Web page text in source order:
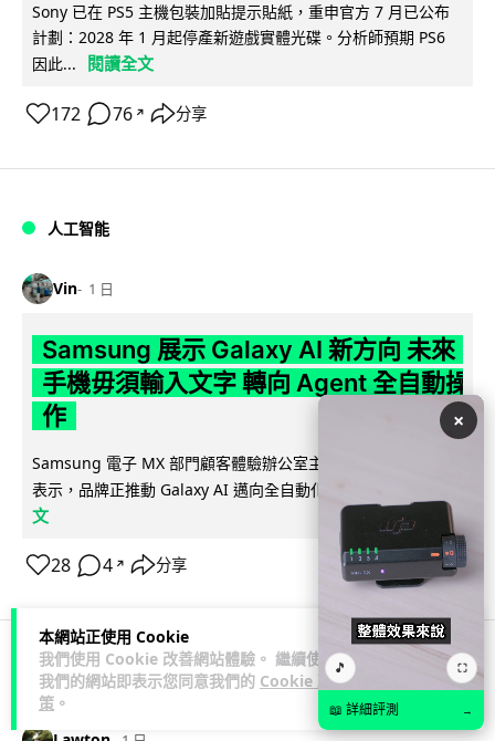
本網站正使用 Cookie
我們使用 Cookie 改善網站體驗。 繼續使用
我們的網站即表示您同意我們的 Cookie 政
策 。
Sony 已在 PS5 主機包裝加貼提示貼紙，重申官方 7 月已公布
計劃：2028 年 1 月起停產新遊戲實體光碟。分析師預期 PS6
因此...
閱讀全文
172 76 ↗ 分享
人工智能
Vin 1 日
Samsung 展示 Galaxy AI 新方向 未來
手機毋須輸入文字 轉向 Agent 全自動操
作
Samsung 電子 MX 部門顧客體驗辦公室主管兼副總裁 Jay Kim
表示，品牌正推動 Galaxy AI 邁向全自動化 Agent...
文
28 4 ↗ 分享
科技娛樂 生活娛樂 城中熱話
×
🎵 ⛶
📖 詳細評測 →